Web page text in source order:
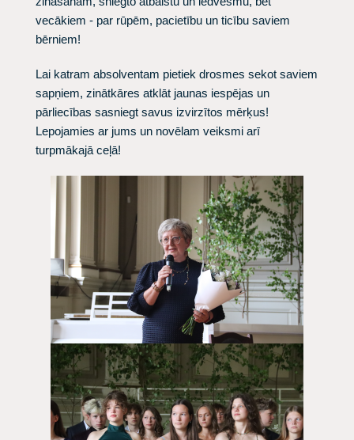
vecākiem - par rūpēm, pacietību un ticību saviem
bērniem!
Lai katram absolventam pietiek drosmes sekot saviem
sapņiem, zinātkāres atklāt jaunas iespējas un
pārliecības sasniegt savus izvirzītos mērķus!
Lepojamies ar jums un novēlam veiksmi arī
turpmākajā ceļā!